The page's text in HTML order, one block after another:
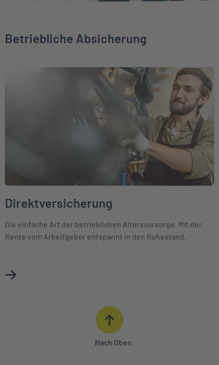
Betriebliche Absicherung
Weiter zu Direktversicherung
Direktversicherung
Die einfache Art der betrieblichen Altersvorsorge. Mit der
Rente vom Arbeitgeber entspannt in den Ruhestand.
Mehr über Direktversicherung erfahren
Nach Oben